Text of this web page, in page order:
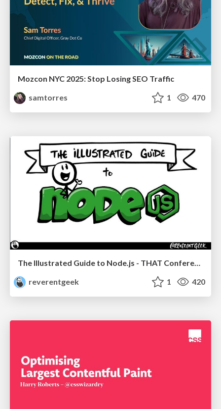
Mozcon NYC 2025: Stop Losing SEO Traffic
samtorres
1 470
The Illustrated Guide to Node.js - THAT Conference 2024
reverentgeek
1 420